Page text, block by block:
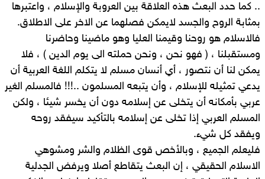
.. كما حدد البعث هذه العلاقة بين العروبة والإسلام ، واعتبرها
بمثابة الروح والجسد لايمكن فصلهما عن الاخر على الاطلاق.
فالاسلام هو روحنا وقيمنا العليا وهو ماضينا وحاضرنا
ومستقبلنا ، ( فهو نحن ، ونحن حملته الى يوم الدين ) ، فلا
يمكن لنا أن نتصور ، أي أنسان مسلم لا يتكلم اللغة العربية أن
يدعي تمثيله للإسلام ، وأن يتبعه المسلمون ..!!! فالمسلم الغير
عربي بأمكانه أن يتخلى عن إسلامه دون أن يخسر شيئا ، ولكن
المسلم العربي إذا تخلى عن إسلامه بالتأكيد سيفقد روحه
ويفقد كل شيء.
فليعلم الجميع ، وبالأخص قوى الظلام والشر ومشوهي
الاسلام الحقيقي ، إن البعث يتقاطع أصلا ويرفض الجدلية